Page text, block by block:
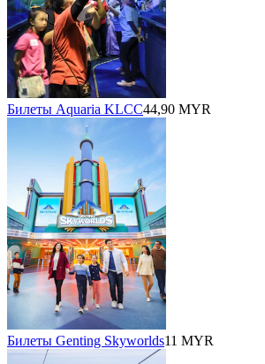
Билеты Aquaria KLCC44,90 MYR
Билеты Genting Skyworlds11 MYR